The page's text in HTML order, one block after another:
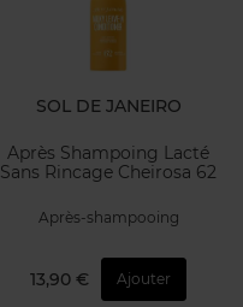
SOL DE JANEIRO
Après Shampoing Lacté
Sans Rincage Cheirosa 62
Après-shampooing
13,90 € Ajouter